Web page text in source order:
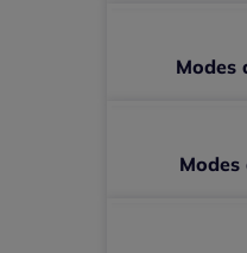
Modes